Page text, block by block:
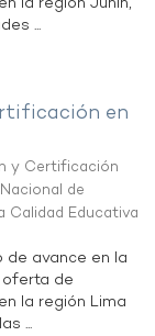
...
en
y Certificación
de
Calidad Educativa
de avance en la
de
la región Lima
...